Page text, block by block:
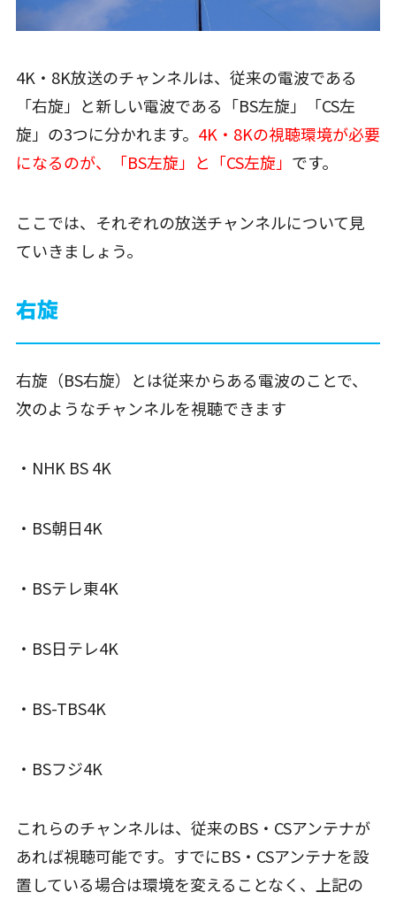
4K・8K放送のチャンネルは、従来の電波である
「右旋」と新しい電波である「BS左旋」「CS左
旋」の3つに分かれます。 4K・8Kの視聴環境が必要
になるのが、「BS左旋」と「CS左旋」 です。
ここでは、それぞれの放送チャンネルについて見
ていきましょう。
右旋
右旋（BS右旋）とは従来からある電波のことで、
次のようなチャンネルを視聴できます
・NHK BS 4K
・BS朝日4K
・BSテレ東4K
・BS日テレ4K
・BS-TBS4K
・BSフジ4K
これらのチャンネルは、従来のBS・CSアンテナが
あれば視聴可能です。すでにBS・CSアンテナを設
置している場合は環境を変えることなく、上記の